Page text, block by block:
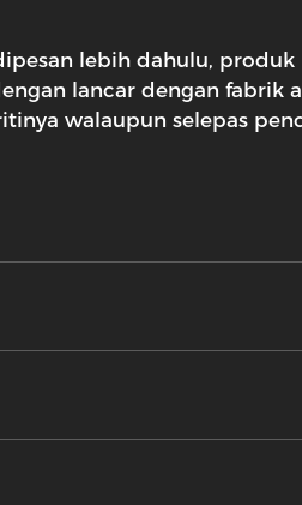
lebih dahulu, produk
lancar dengan fabrik
walaupun selepas